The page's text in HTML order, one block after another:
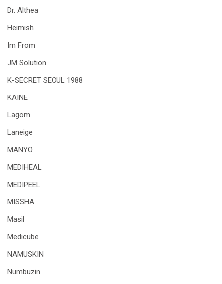
Dr. Althea
Heimish
Im From
JM Solution
K-SECRET SEOUL 1988
KAINE
Lagom
Laneige
MANYO
MEDIHEAL
MEDIPEEL
MISSHA
Masil
Medicube
NAMUSKIN
Numbuzin